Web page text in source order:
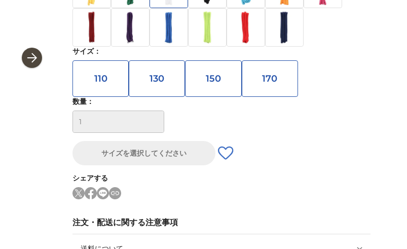
サイズ：
110 130 150 170
数量：
サイズを選択してください
シェアする
注文・配送に関する注意事項